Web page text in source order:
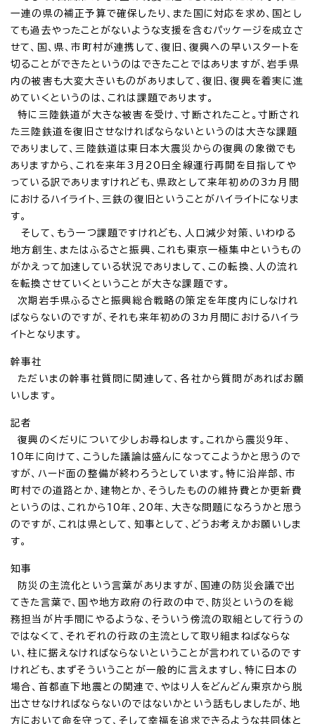
一連の県の補正予算で確保したり、また国に対応を求め、国とし
ても過去やったことがないような支援を含むパッケージを成立さ
せて、国、県、市町村が連携して、復旧、復興への早いスタートを
切ることができたというのはできたことではありますが、岩手県
内の被害も大変大きいものがありまして、復旧、復興を着実に進
めていくというのは、これは課題であります。
特に三陸鉄道が大きな被害を受け、寸断されたこと。寸断され
た三陸鉄道を復旧させなければならないというのは大きな課題
でありまして、三陸鉄道は東日本大震災からの復興の象徴でも
ありますから、これを来年3月20日全線運行再開を目指してや
っている訳でありますけれども、県政として来年初めの3カ月間
におけるハイライト、三鉄の復旧ということがハイライトになりま
す。
そして、もう一つ課題ですけれども、人口減少対策、いわゆる
地方創生、またはふるさと振興、これも東京一極集中というもの
がかえって加速している状況でありまして、この転換、人の流れ
を転換させていくということが大きな課題です。
次期岩手県ふるさと振興総合戦略の策定を年度内にしなけれ
ばならないのですが、それも来年初めの3カ月間におけるハイラ
イトとなります。
幹事社
ただいまの幹事社質問に関連して、各社から質問があればお願
いします。
記者
復興のくだりについて少しお尋ねします。これから震災9年、
10年に向けて、こうした議論は盛んになってこようかと思うので
すが、ハード面の整備が終わろうとしています。特に沿岸部、市
町村での道路とか、建物とか、そうしたものの維持費とか更新費
というのは、これから10年、20年、大きな問題になろうかと思う
のですが、これは県として、知事として、どうお考えかお願いしま
す。
知事
防災の主流化という言葉がありますが、国連の防災会議で出
てきた言葉で、国や地方政府の行政の中で、防災というのを総
務担当が片手間にやるような、そういう傍流の取組として行うの
ではなくて、それぞれの行政の主流として取り組まねばならな
い、柱に据えなければならないということが言われているのです
けれども、まずそういうことが一般的に言えますし、特に日本の
場合、首都直下地震との関連で、やはり人をどんどん東京から脱
出させなければならないのではないかという話もしましたが、地
方において命を守って、そして幸福を追求できるような共同体と